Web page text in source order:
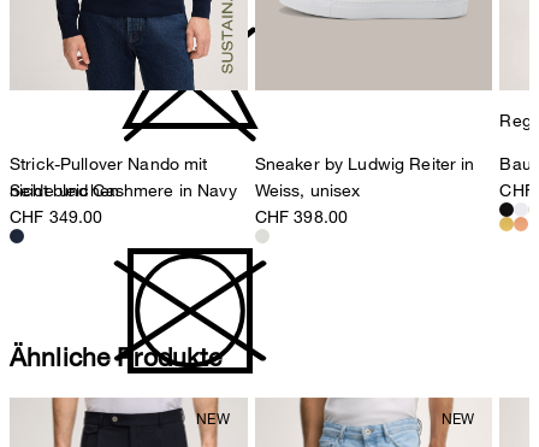
nicht bleichen
nicht Trommeltrocknen
Strick-Pullover Nando mit
Seide und Cashmere in Navy
CHF 349.00
Sneaker by Ludwig Reiter in
Weiss, unisex
CHF 398.00
Ähnliche Produkte